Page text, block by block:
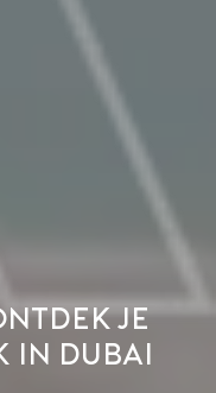
je
in Dubai